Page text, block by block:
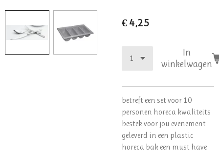
€ 4,25
In
winkelwagen
betreft een set voor 10
personen horeca kwaliteits
bestek voor jou evenement
geleverd in een plastic
horeca bak een must have